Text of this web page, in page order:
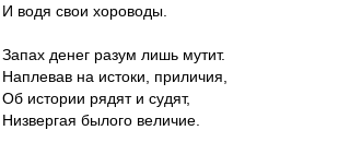
И водя свои хороводы.
Запах денег разум лишь мутит.
Наплевав на истоки, приличия,
Об истории рядят и судят,
Низвергая былого величие.